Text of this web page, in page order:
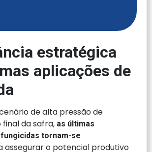
estratégica
aplicações de
de alta pressão de
da safra, as últimas
tornam-se
assegurar o potencial produtivo